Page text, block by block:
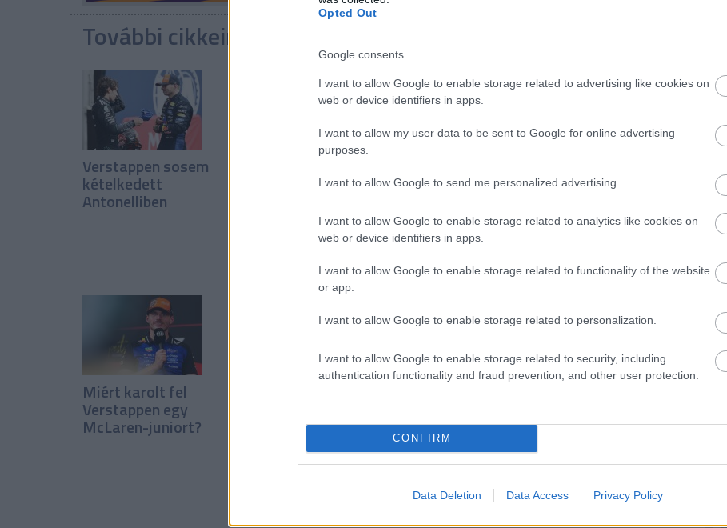
Opted Out
Google consents
I want to allow Google to enable storage related to advertising like cookies on
web or device identifiers in apps.
I want to allow my user data to be sent to Google for online advertising
purposes.
I want to allow Google to send me personalized advertising.
I want to allow Google to enable storage related to analytics like cookies on
web or device identifiers in apps.
I want to allow Google to enable storage related to functionality of the website
or app.
I want to allow Google to enable storage related to personalization.
I want to allow Google to enable storage related to security, including
authentication functionality and fraud prevention, and other user protection.
CONFIRM
Data Deletion Data Access Privacy Policy
További cikkeink a témában
Verstappen sosem
kételkedett
Antonelliben
látszanak a pozitív kell egy csapat” –
búcsúzik a
Mercedestől Gwen
figyelmeztet:
ki a maximumot”
Miért karolt fel
Verstappen egy
McLaren-juniort? leszavazták a
Pirelli javaslatát
támogatás nélkül